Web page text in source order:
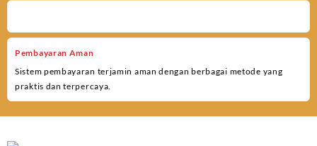
Pembayaran Aman
Sistem pembayaran terjamin aman dengan berbagai metode yang
praktis dan terpercaya.